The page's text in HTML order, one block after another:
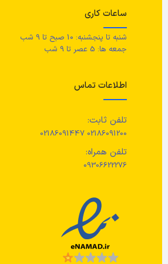
ساعات کاری
شنبه تا پنجشنبه: 10 صبح تا 9 شب
جمعه ها: 5 عصر تا 9 شب
اطلاعات تماس
تلفن ثابت:
02186091200 02186091447
تلفن همراه:
09306622276